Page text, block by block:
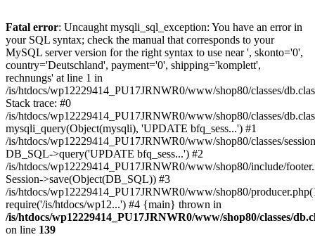
Fatal error: Uncaught mysqli_sql_exception: You have an error in
your SQL syntax; check the manual that corresponds to your
MySQL server version for the right syntax to use near ', skonto='0',
country='Deutschland', payment='0', shipping='komplett',
rechnungs' at line 1 in
/is/htdocs/wp12229414_PU17JRNWR0/www/shop80/classes/
Stack trace: #0
/is/htdocs/wp12229414_PU17JRNWR0/www/shop80/classes/
mysqli_query(Object(mysqli), 'UPDATE bfq_sess...') #1
/is/htdocs/wp12229414_PU17JRNWR0/www/shop80/classes/
DB_SQL->query('UPDATE bfq_sess...') #2
/is/htdocs/wp12229414_PU17JRNWR0/www/shop80/include/
Session->save(Object(DB_SQL)) #3
/is/htdocs/wp12229414_PU17JRNWR0/www/shop80/
require('/is/htdocs/wp12...') #4 {main} thrown in
/is/htdocs/wp12229414_PU17JRNWR0/www/shop80/classes/
on line 139